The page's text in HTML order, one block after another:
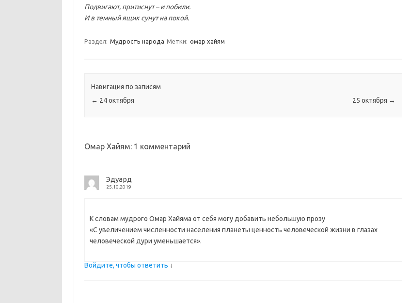
Подвигают, притиснут – и побили.
И в темный ящик сунут на покой.
Раздел: Мудрость народа Метки: омар хайям
Навигация по записям
← 24 октября 25 октября →
Омар Хайям: 1 комментарий
Эдуард
25.10.2019
К словам мудрого Омар Хайяма от себя могу добавить небольшую прозу
«С увеличением численности населения планеты ценность человеческой жизни в глазах
человеческой дури уменьшается».
Войдите, чтобы ответить ↓